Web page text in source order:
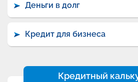
Деньги в долг
Кредит для бизнеса
Кредитный